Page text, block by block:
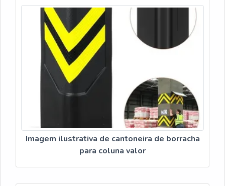
Imagem ilustrativa de cantoneira de borracha
para coluna valor